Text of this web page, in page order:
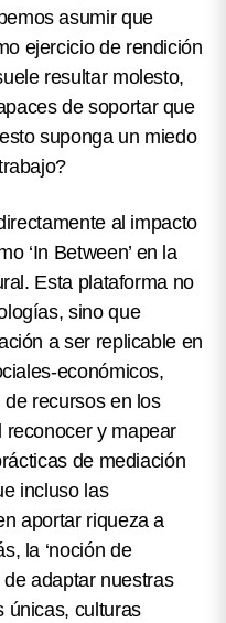
asumir que
ejercicio de rendición
resultar molesto,
de soportar que
suponga un miedo
al impacto
‘In Between’ en la
Esta plataforma no
sino que
a ser replicable en
económicos,
recursos en los
y mapear
de mediación
incluso las
aportar riqueza a
la ‘noción de
de adaptar nuestras
únicas, culturas